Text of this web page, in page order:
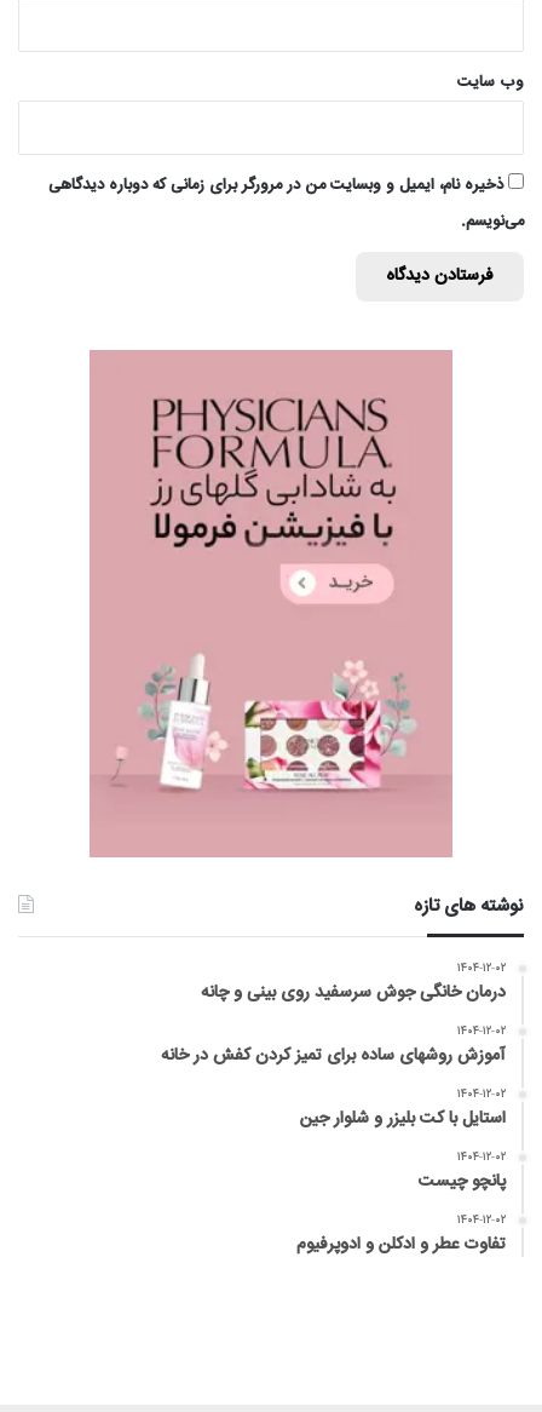
وب‌ سایت
ذخیره نام، ایمیل و وبسایت من در مرورگر برای زمانی که دوباره دیدگاهی
می‌نویسم.
نوشته های تازه
۱۴۰۴-۱۲-۰۲
درمان خانگی جوش سرسفید روی بینی و چانه
۱۴۰۴-۱۲-۰۲
آموزش روشهای ساده برای تمیز کردن کفش در خانه
۱۴۰۴-۱۲-۰۲
استایل با کت بلیزر و شلوار جین
۱۴۰۴-۱۲-۰۲
پانچو چیست
۱۴۰۴-۱۲-۰۲
تفاوت عطر و ادکلن و ادوپرفیوم